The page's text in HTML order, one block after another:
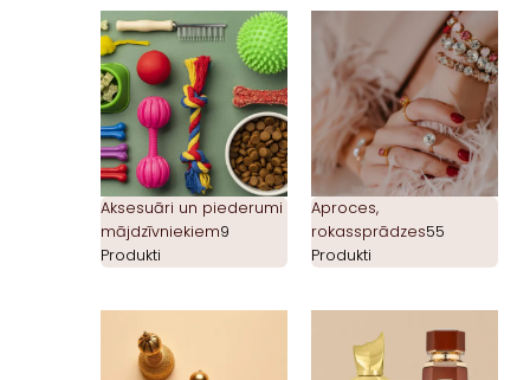
Aksesuāri un piederumi
mājdzīvniekiem9
Produkti
Aproces,
rokassprādzes55
Produkti